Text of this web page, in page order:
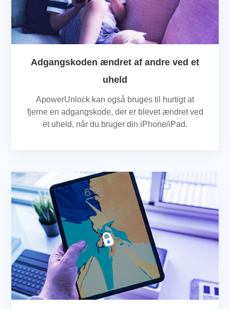
Adgangskoden ændret af andre ved et
uheld
ApowerUnlock kan også bruges til hurtigt at
fjerne en adgangskode, der er blevet ændret ved
et uheld, når du bruger din iPhone/iPad.